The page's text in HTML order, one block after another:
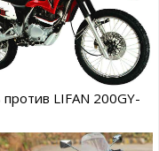
LIFAN 200GY-